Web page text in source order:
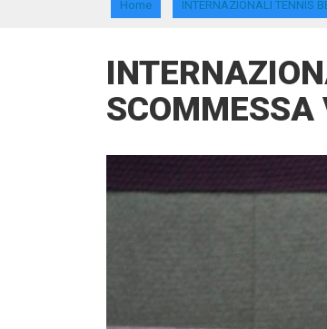
Home INTERNAZIONALI TENNIS
SCOMMESSA